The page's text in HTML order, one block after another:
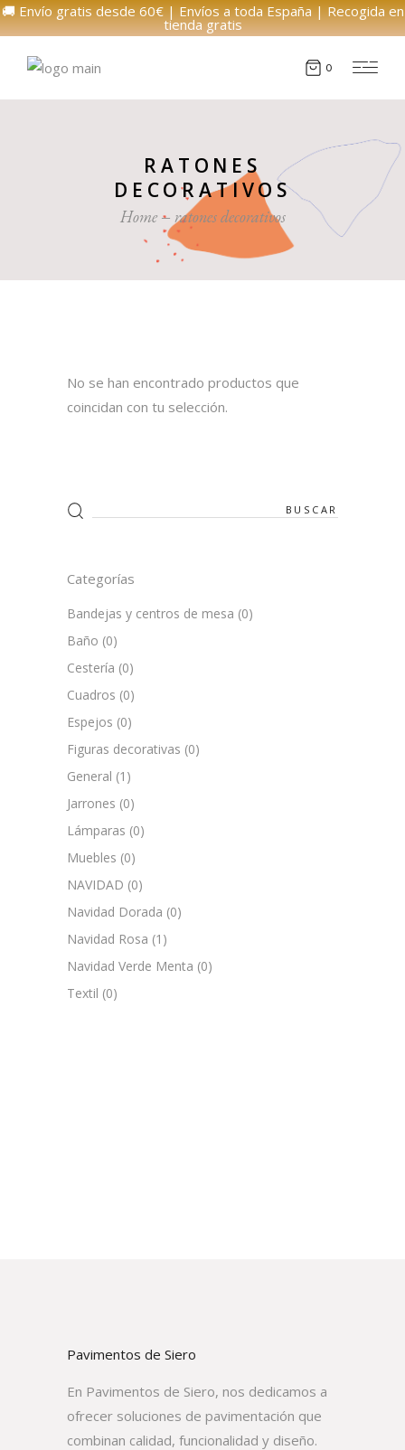
🚚 Envío gratis desde 60€ | Envíos a toda España | Recogida en
tienda gratis
0
RATONES
DECORATIVOS
Home ratones decorativos
No se han encontrado productos que
coincidan con tu selección.
Search
for:
Categorías
Bandejas y centros de mesa (0)
Baño (0)
Cestería (0)
Cuadros (0)
Espejos (0)
Figuras decorativas (0)
General (1)
Jarrones (0)
Lámparas (0)
Muebles (0)
NAVIDAD (0)
Navidad Dorada (0)
Navidad Rosa (1)
Navidad Verde Menta (0)
Textil (0)
Pavimentos de Siero
En Pavimentos de Siero, nos dedicamos a
ofrecer soluciones de pavimentación que
combinan calidad, funcionalidad y diseño.